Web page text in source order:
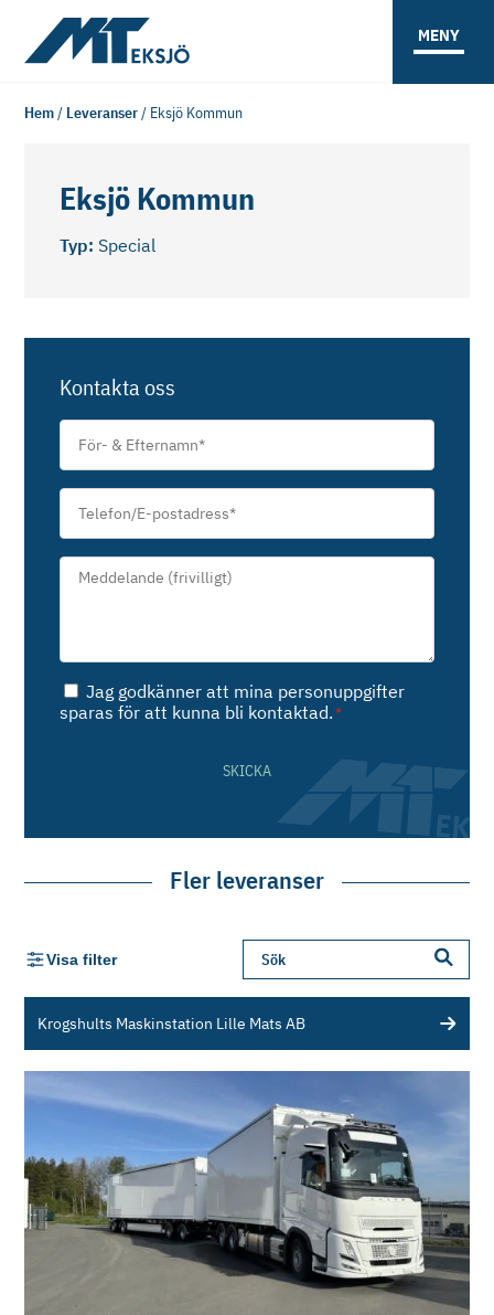
MENY
Hem/ Leveranser/ Eksjö Kommun
Eksjö Kommun
Typ: Special
Kontakta oss
För-
Efternamn
Telefon/E-
postadress*
Meddelande*
Samtycke*
Jag godkänner att mina personuppgifter
sparas för att kunna bli kontaktad. *
SKICKA
Fler leveranser
Visa filter
Krogshults Maskinstation Lille Mats AB